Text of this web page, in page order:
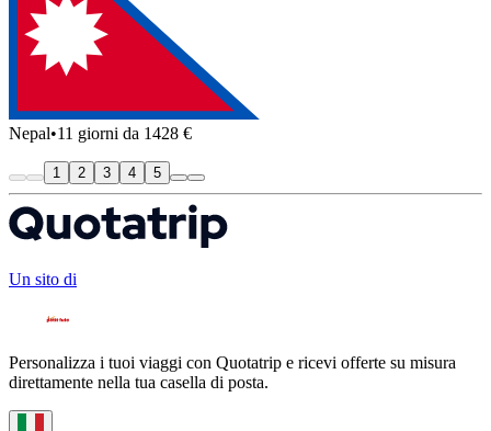
Nepal•11 giorni da 1428 €
1 2 3 4 5
Un sito di
Personalizza i tuoi viaggi con Quotatrip e ricevi offerte su misura
direttamente nella tua casella di posta.